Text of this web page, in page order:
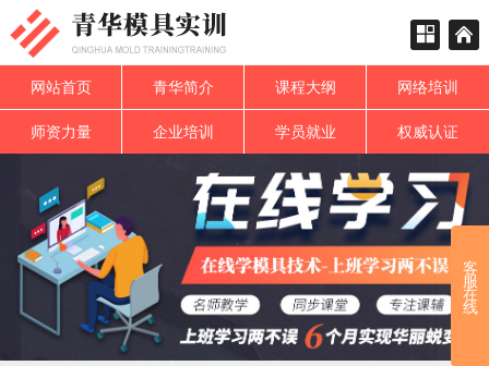
网站首页 青华简介 课程大纲 网络培训
师资力量 企业培训 学员就业 权威认证
客
服
在
线